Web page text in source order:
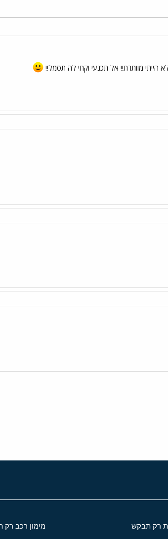
לא הייתי מוותרת!! אל תכנעי וקחי לה תסמל!!
רק תבקש מימון רכב רק